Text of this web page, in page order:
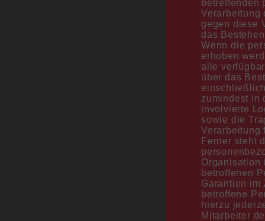
betreffenden
Verarbeitung
gegen diese
das
Wenn die
erhoben
alle
über das
zumindest in
involvierte
sowie die
Verarbeitung
Ferner steht
Organisation
betroffenen
Garantien im
betroffene
hierzu
Mitarbeiter